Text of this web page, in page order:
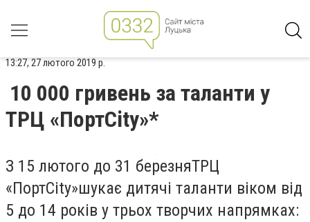
13:27, 27 лютого 2019 р.
10 000 гривень за таланти у
ТРЦ «ПортCity»*
З 15 лютого до 31 березняТРЦ
«ПортCity»шукає дитячі таланти віком від
5 до 14 років у трьох творчих напрямках: